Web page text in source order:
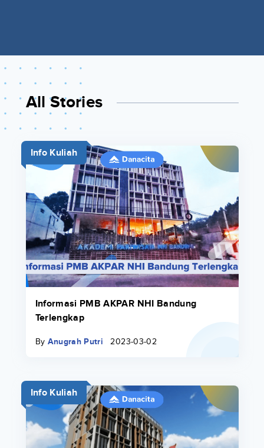
All Stories
Info Kuliah
Informasi PMB AKPAR NHI Bandung
Terlengkap
By Anugrah Putri 2023-03-02
Info Kuliah